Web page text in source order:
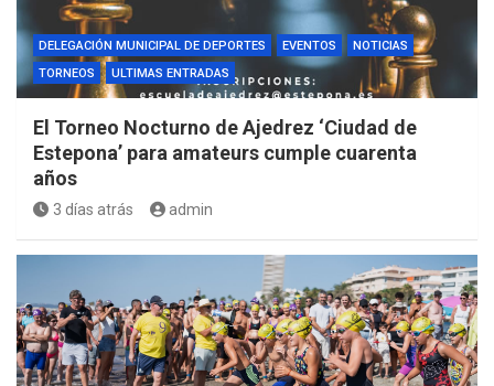
DELEGACIÓN MUNICIPAL DE DEPORTES EVENTOS
NOTICIAS
TORNEOS
ULTIMAS ENTRADAS
El Torneo Nocturno de Ajedrez ‘Ciudad de
Estepona’ para amateurs cumple cuarenta
años
3 días atrás admin